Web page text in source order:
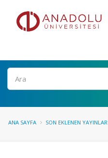
Ara
ANA SAYFA SON EKLENEN YAYINLAR